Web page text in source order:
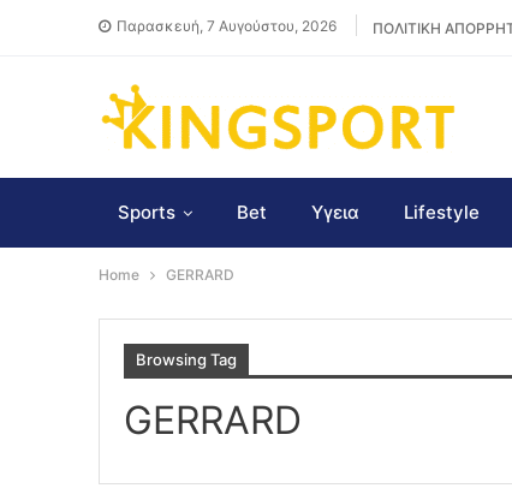
Παρασκευή, 7 Αυγούστου, 2026 ΠΟΛΙΤΙΚΗ
Sports Bet Υγεια Lifestyle
Home GERRARD
Browsing Tag
GERRARD